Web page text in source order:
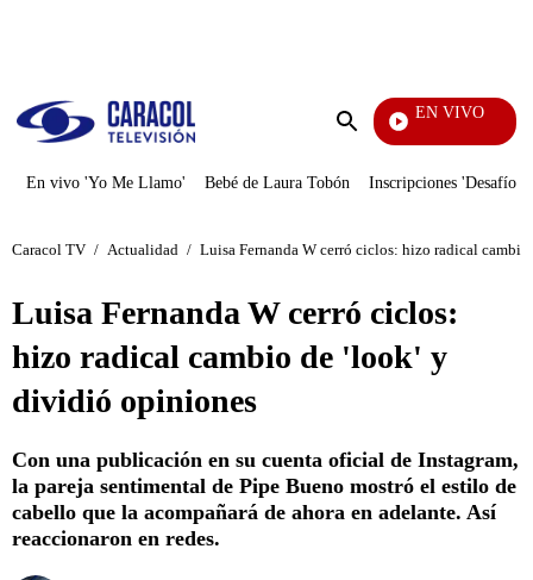
Enviar
EN VIVO
Yo Me Llamo
En vivo 'Yo Me Llamo' Bebé de Laura Tobón Inscripciones 'Desafío'
Caracol TV / Actualidad / Luisa Fernanda W cerró ciclos: hizo radical
Luisa Fernanda W cerró ciclos:
hizo radical cambio de 'look' y
dividió opiniones
Con una publicación en su cuenta oficial de Instagram,
la pareja sentimental de Pipe Bueno mostró el estilo de
cabello que la acompañará de ahora en adelante. Así
reaccionaron en redes.